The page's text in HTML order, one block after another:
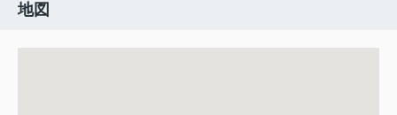
地図